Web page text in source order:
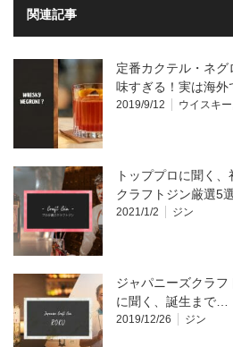
関連記事
定番カクテル・ネグ
味すぎる！実は海外
2019/9/12 ウイスキー
トッププロに聞く
クラフトジン厳選5
2021/1/2 ジン
ジャパニーズクラ
に聞く、誕生まで…
2019/12/26 ジン